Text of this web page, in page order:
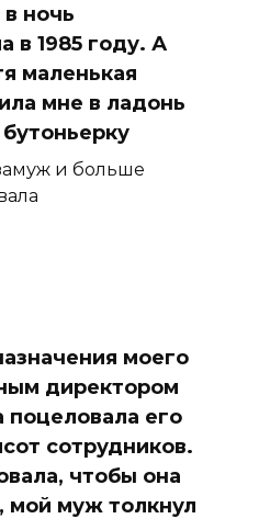
ночь
в 1985 году. А
маленькая
мне в ладонь
и больше
моего
директором
поцеловала его
сотрудников.
чтобы она
мой муж толкнул